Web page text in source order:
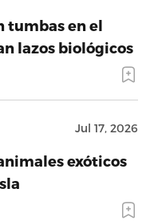
tumbas en el
lazos biológicos
Jul 17, 2026
exóticos